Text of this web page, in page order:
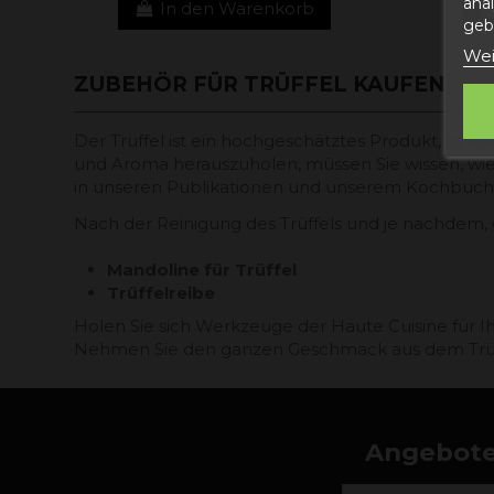
In den Warenkorb
ZUBEHÖR FÜR TRÜFFEL KAUFEN
Der Trüffel ist ein hochgeschätztes Produkt, es
und Aroma herauszuholen, müssen Sie wissen,